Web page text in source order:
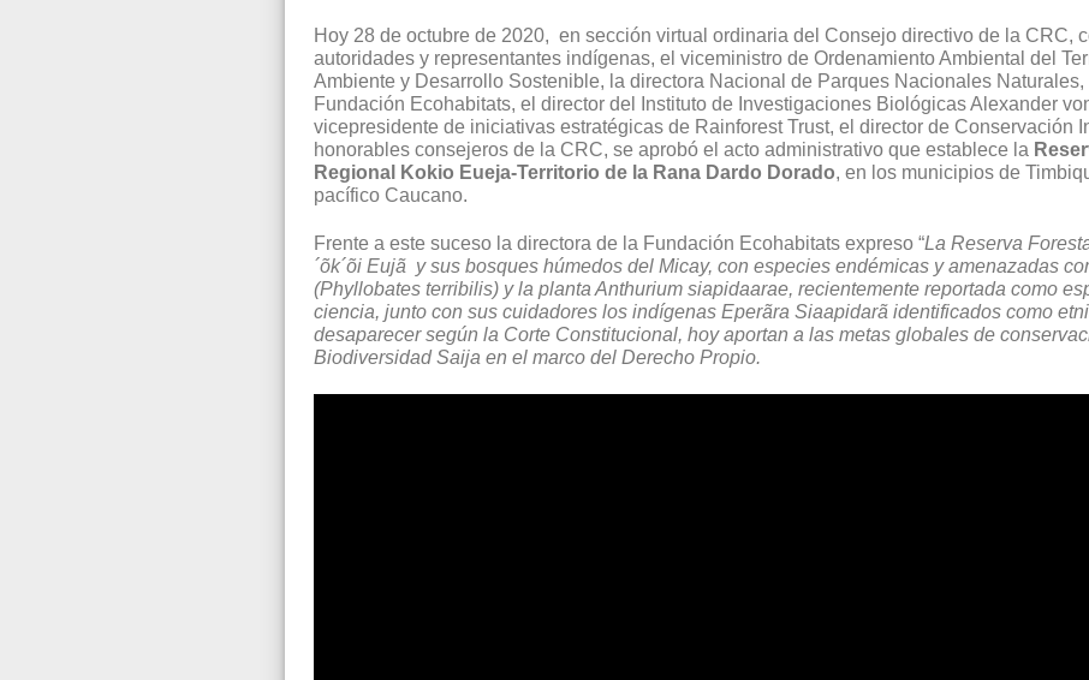
Hoy 28 de octubre de 2020, en sección virtual ordinaria del Consejo directivo de la CRC,
autoridades y representantes indígenas, el viceministro de Ordenamiento Ambiental del
Ambiente y Desarrollo Sostenible, la directora Nacional de Parques Nacionales Naturales,
Fundación Ecohabitats, el director del Instituto de Investigaciones Biológicas Alexander
vicepresidente de iniciativas estratégicas de Rainforest Trust, el director de Conservación
honorables consejeros de la CRC, se aprobó el acto administrativo que establece la
Regional Kokio Eueja-Territorio de la Rana Dardo Dorado, en los municipios de
pacífico Caucano.
Frente a este suceso la directora de la Fundación Ecohabitats expreso “La Reserva
´õk´õi Eujã y sus bosques húmedos del Micay, con especies endémicas y amenazadas
(Phyllobates terribilis) y la planta Anthurium siapidaarae, recientemente reportada como
ciencia, junto con sus cuidadores los indígenas Eperãra Siaapidarã identificados como
desaparecer según la Corte Constitucional, hoy aportan a las metas globales de
Biodiversidad Saija en el marco del Derecho Propio.